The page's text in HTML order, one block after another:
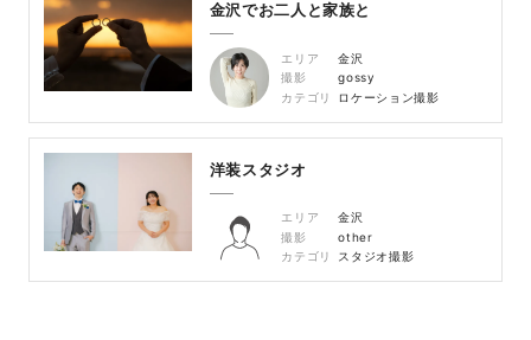
金沢でお二人と家族と
エリア
金沢
撮影
gossy
カテゴリ
ロケーション撮影
洋装スタジオ
エリア
金沢
撮影
other
カテゴリ
スタジオ撮影